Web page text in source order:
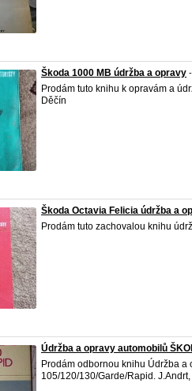
Škoda 1000 MB údržba a opravy
Prodám tuto knihu k opravám a
Děčín
Škoda Octavia Felicia údržba a
Prodám tuto zachovalou knihu
Údržba a opravy automobilů
Prodám odbornou knihu Údržba a
105/120/130/Garde/Rapid.